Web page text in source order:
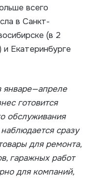
всего
в Санкт-
(в 2
и Екатеринбурге
январе—апреле
готовится
обслуживания
сразу
для ремонта,
гаражных работ
для компаний,